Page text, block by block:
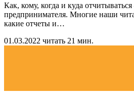
Как, кому, когда и куда
предпринимателя. Многие наши
какие отчеты и…
01.03.2022 читать 21 мин.